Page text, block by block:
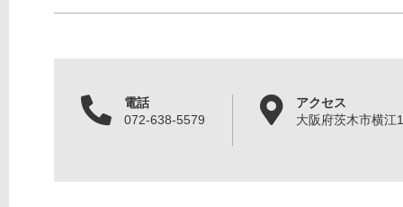
電話
072-638-5579
アクセス
大阪府茨木市横江